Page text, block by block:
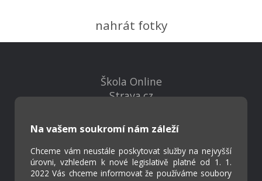
nahrát fotky
Na vašem soukromí nám záleží
Chceme vám neustále poskytovat služby na nejvyšší
úrovni, vzhledem k nové legislativě platné od 1. 1.
2022 Vás chceme informovat že používáme soubory
Škola Online
Strava.cz
Kontakty
Projekty
Virtuální prohlídka